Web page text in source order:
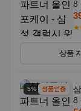
8
상품
100% 할인
정품인증